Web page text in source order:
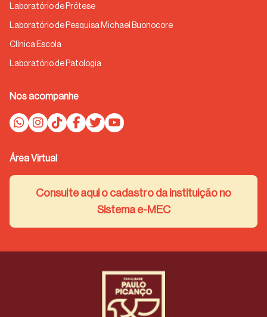
Laboratório de Prótese
Laboratório de Pesquisa Michael Buonocore
Clínica Escola
Laboratório de Patologia
Nos acompanhe
Área Virtual
Consulte aqui o cadastro da instituição no
Sistema e-MEC